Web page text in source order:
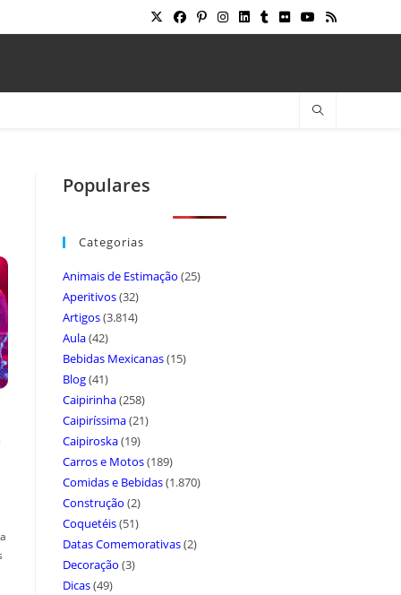
Populares
Categorias
Animais de Estimação (25)
Aperitivos(32)
Artigos(3.814)
Aula(42)
Bebidas Mexicanas(15)
Blog(41)
Caipirinha(258)
Caipiríssima(21)
Caipiroska(19)
Carros e Motos(189)
Comidas e Bebidas(1.870)
Construção (2)
Coquetéis(51)
Datas Comemorativas(2)
Decoração (3)
Dicas(49)